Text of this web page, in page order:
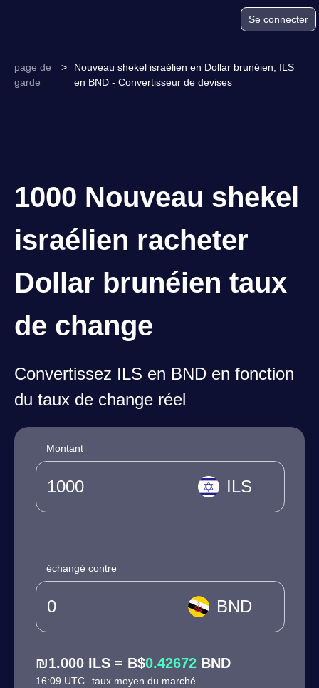
Se connecter
page de
garde
>
Nouveau shekel israélien en Dollar brunéien, ILS
en BND - Convertisseur de devises
1000 Nouveau shekel
israélien racheter
Dollar brunéien taux
de change
Convertissez ILS en BND en fonction
du taux de change réel
Montant
ILS
échangé contre
BND
₪1.000 ILS = B$0.42672 BND
16:09 UTC taux moyen du marché